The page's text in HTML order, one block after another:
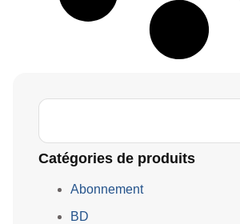
Catégories de produits
Abonnement
BD